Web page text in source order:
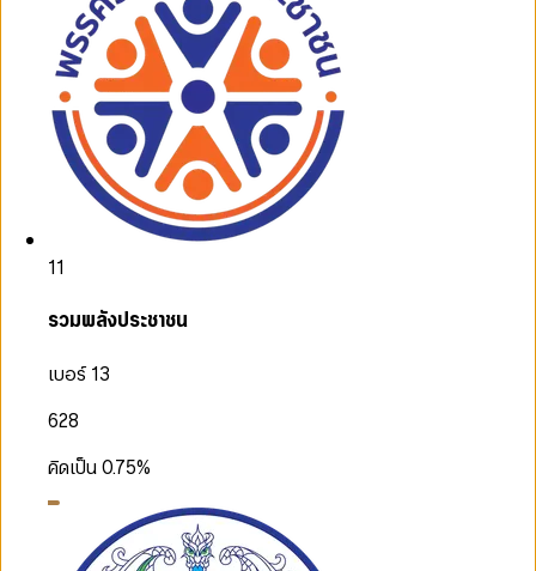
11
รวมพลังประชาชน
เบอร์ 13
628
คิดเป็น0.75%